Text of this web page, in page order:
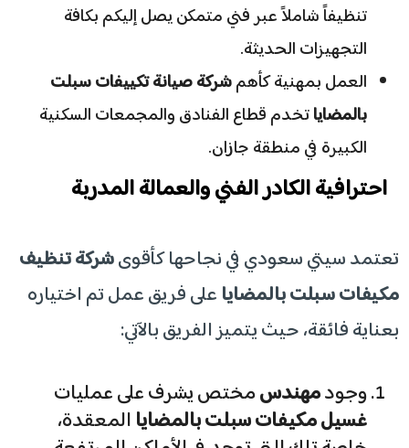
تنظيفاً شاملاً عبر فني متمكن يصل إليكم بكافة
التجهيزات الحديثة.
​العمل بمهنية كأهمشركة صيانة تكييفات سبلت
بالمضاياتخدم قطاع الفنادق والمجمعات السكنية
الكبيرة في منطقة جازان.
​احترافية الكادر الفني والعمالة المدربة
​تعتمد سيتي سعودي في نجاحها كأقوىشركة تنظيف
مكيفات سبلت بالمضاياعلى فريق عمل تم اختياره
بعناية فائقة، حيث يتميز الفريق بالآتي:
​وجودمهندسمختص يشرف على عمليات
غسيل مكيفات سبلت بالمضاياالمعقدة،